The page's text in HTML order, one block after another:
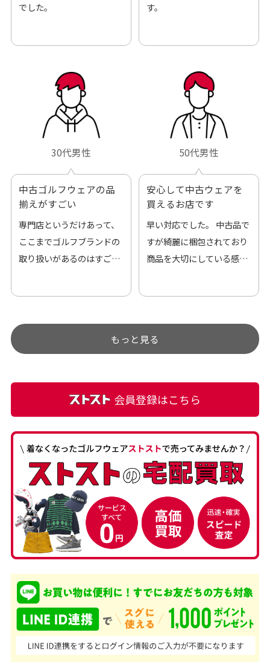
でした。
す。
30代男性
中古ゴルフウェアの品
揃えがすごい
専門店というだけあって、
ここまでゴルフブランドの
取り扱いがあるのはすご
す。
50代男性
安心して中古ウェアを
買えるお店です
早い対応でした。 中古品で
すが綺麗に梱包されており
商品を大切にしている感が
うぐらい目立つことなく綺
麗な商品でお安く購入でき
もっと見る
会員登録はこちら